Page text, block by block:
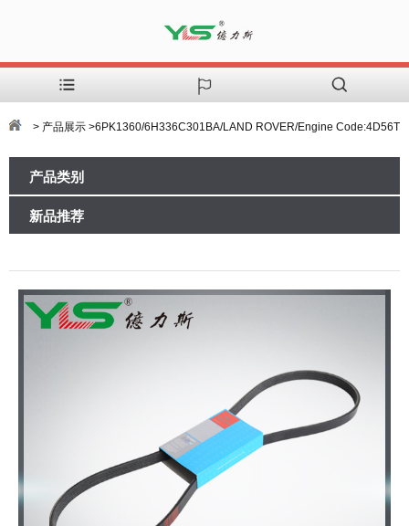
> 产品展示 >6PK1360/6H336C301BA/LAND ROVER/Engine Code:4D56T
产品类别
新品推荐